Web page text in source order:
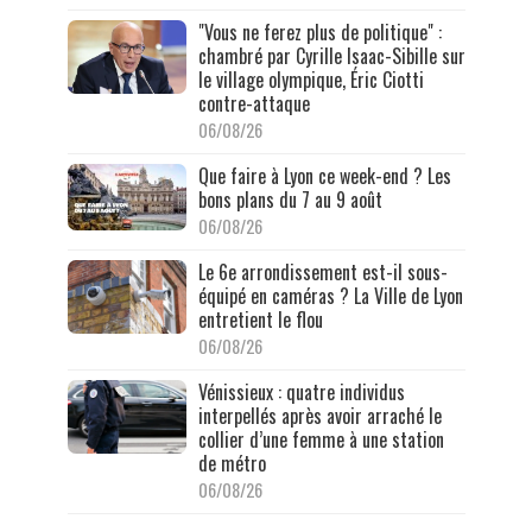
"Vous ne ferez plus de politique" :
chambré par Cyrille Isaac-Sibille sur
le village olympique, Éric Ciotti
contre-attaque
06/08/26
Que faire à Lyon ce week-end ? Les
bons plans du 7 au 9 août
06/08/26
Le 6e arrondissement est-il sous-
équipé en caméras ? La Ville de Lyon
entretient le flou
06/08/26
Vénissieux : quatre individus
interpellés après avoir arraché le
collier d’une femme à une station
de métro
06/08/26